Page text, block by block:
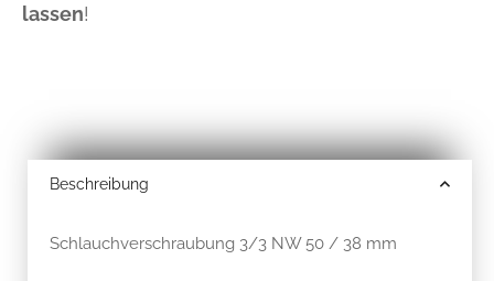
lassen!
Beschreibung
Schlauchverschraubung 3/3 NW 50 / 38 mm